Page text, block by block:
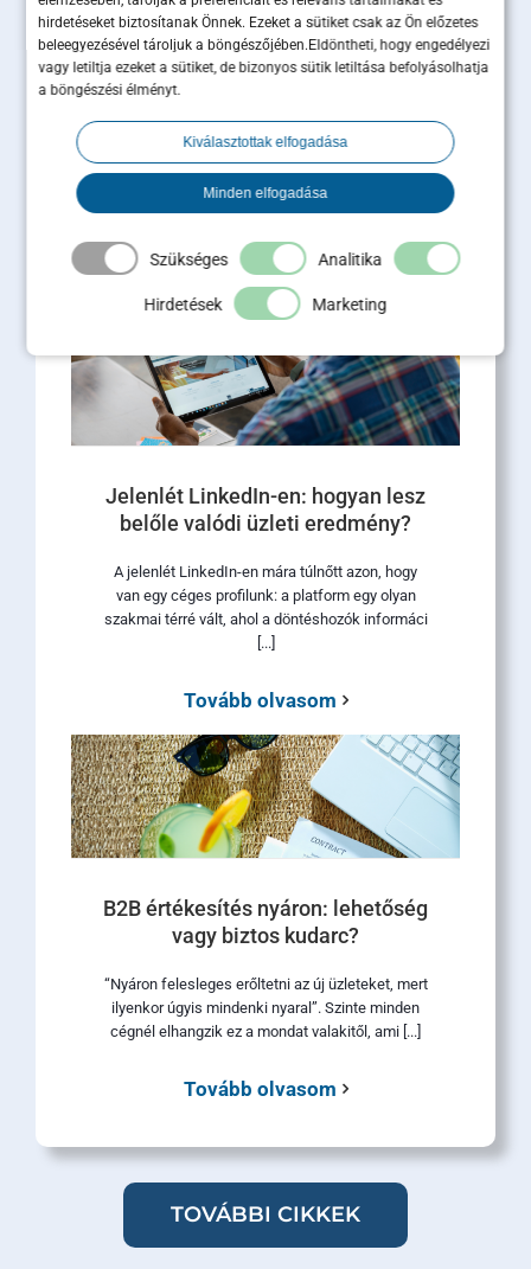
hirdetéseket biztosítanak Önnek. Ezeket a sütiket csak az Ön előzetes
beleegyezésével tároljuk a böngészőjében.Eldöntheti, hogy engedélyezi
vagy letiltja ezeket a sütiket, de bizonyos sütik letiltása befolyásolhatja
a böngészési élményt.
Kiválasztottak elfogadása
Minden elfogadása
Szükséges Analitika
Hirdetések Marketing
A pozicionálás után jön a
pénztermelő kampány – így épül
Masterclass
A legutóbbi Maximum Business Masterclass egy
Tovább olvasom
Jelenlét LinkedIn-en: hogyan lesz
belőle valódi üzleti eredmény?
A jelenlét LinkedIn-en mára túlnőtt azon, hogy
van egy céges profilunk: a platform egy olyan
szakmai térré vált, ahol a döntéshozók informáci
[...]
Tovább olvasom
B2B értékesítés nyáron: lehetőség
vagy biztos kudarc?
“Nyáron felesleges erőltetni az új üzleteket, mert
ilyenkor úgyis mindenki nyaral”. Szinte minden
cégnél elhangzik ez a mondat valakitől, ami [...]
Tovább olvasom
TOVÁBBI CIKKEK